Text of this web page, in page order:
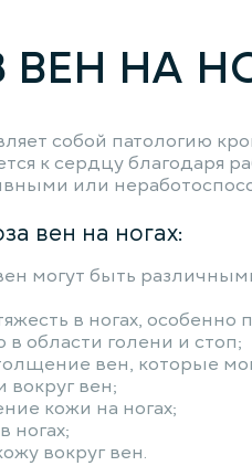
ВЕН НА
собой патологию
к сердцу благодаря
или
вен на ногах:
могут быть
в ногах, особенно
в области голени и стоп;
вен, которые
вен;
кожи на ногах;
ногах;
вокруг вен.